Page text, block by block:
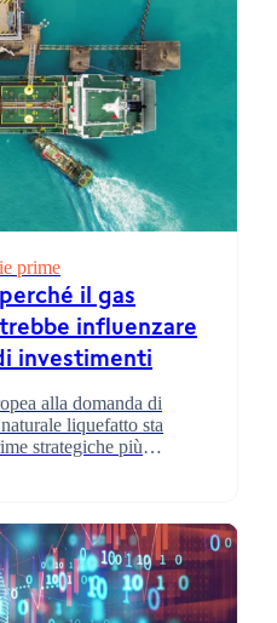
prime
il gas
influenzare
investimenti
alla domanda di
liquefatto sta
strategiche più